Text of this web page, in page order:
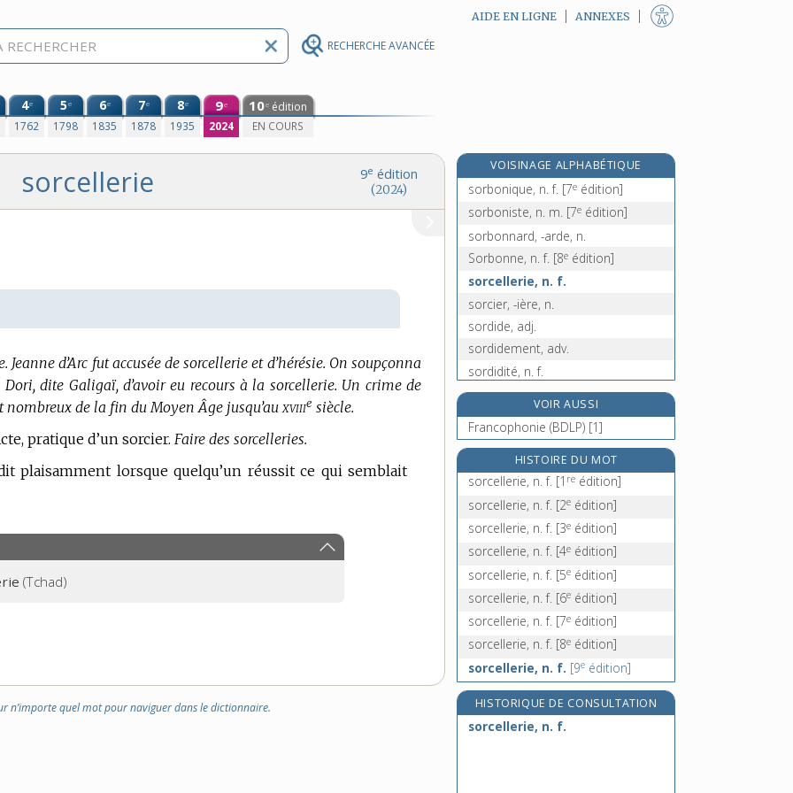
RECHERCHE AVANCÉE
AIDE EN LIGNE ANNEXES
4e
1762
5e
1798
6e
1835
7e
1878
8e
1935
9e
2024
10e édition
EN COURS
9e édition
(2024)
sorcellerie
Jeanne d’Arc fut accusée de sorcellerie et d’hérésie. On soupçonna
dite Galigaï, d’avoir eu recours à la sorcellerie. Un crime de
nombreux de la fin du Moyen Âge jusqu’au xviiie siècle.
pratique d’un sorcier. Faire des sorcelleries.
plaisamment lorsque quelqu’un réussit ce qui semblait
(Tchad)
n’importe quel mot pour naviguer dans le dictionnaire.
VOISINAGE ALPHABÉTIQUE
sorbitol, n. m.
sorbonique, n. f. [7e édition]
sorboniste, n. m. [7e édition]
sorbonnard, -arde, n.
Sorbonne, n. f. [8e édition]
sorcellerie, n. f.
sorcier, -ière, n.
sordide, adj.
sordidement, adv.
sordidité, n. f.
sore, n. m.
sorgho, n. m.
sorite, n. m.
sornette, n. f.
sororal, -ale, adj.
VOIR AUSSI
Francophonie (BDLP) [1]
HISTOIRE DU MOT
sorcellerie, n. f. [1 re édition]
sorcellerie, n. f. [2e édition]
sorcellerie, n. f. [3e édition]
sorcellerie, n. f. [4e édition]
sorcellerie, n. f. [5e édition]
sorcellerie, n. f. [6e édition]
sorcellerie, n. f. [7e édition]
sorcellerie, n. f. [8e édition]
sorcellerie, n. f. [9e édition]
HISTORIQUE DE CONSULTATION
sorcellerie, n. f.